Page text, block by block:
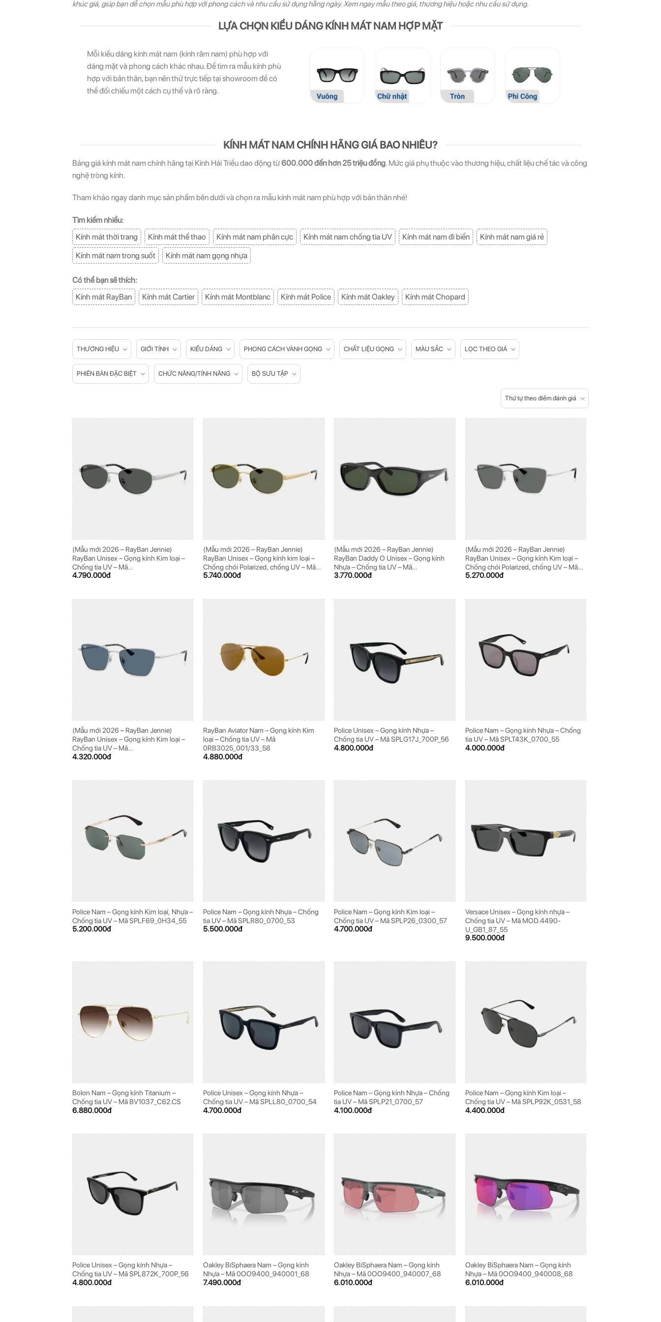
khúc giá, giúp bạn dễ chọn mẫu phù hợp với phong cách và nhu cầu sử dụng hằng ngày. Xem ngay mẫu theo giá, thương hiệu hoặc nhu cầu sử dụng.
LỰA CHỌN KIỂU DÁNG KÍNH MÁT NAM HỢP MẶT
Mỗi kiểu dáng kính mát nam (kính râm nam) phù hợp với
dáng mặt và phong cách khác nhau. Để tìm ra mẫu kính phù
hợp với bản thân, bạn nên thử trực tiếp tại showroom để có
thể đối chiếu một cách cụ thể và rõ ràng.
KÍNH MÁT NAM CHÍNH HÃNG GIÁ BAO NHIÊU?
Bảng giá kính mát nam chính hãng tại Kính Hải Triều dao động từ600.000 đến hơn 25 triệu đồng. Mức giá phụ thuộc vào thương hiệu, chất liệu chế tác và công
nghệ tròng kính.
Tham khảo ngay danh mục sản phẩm bên dưới và chọn ra mẫu kính mát nam phù hợp với bản thân nhé!
Tìm kiếm nhiều:
Kính mát thời trang
Kính mát thể thao Kính mát nam phân cực Kính mát nam chống tia UV Kính mát nam đi biển
Kính mát nam giá rẻ
Kính mát nam trong suốt
Kính mát nam gọng nhựa
Có thể bạn sẽ thích:
Kính mát RayBan
Kính mát Cartier Kính mát Montblanc Kính mát Police Kính mát Oakley Kính mát Chopard
THƯƠNG HIỆU GIỚI TÍNH KIỂU DÁNG PHONG CÁCH VÀNH GỌNG CHẤT LIỆU GỌNG MÀU SẮC LỌC THEO GIÁ
PHIÊN BẢN ĐẶC BIỆT CHỨC NĂNG/TÍNH NĂNG BỘ SƯU TẬP
Thứ tự theo điểm đánh giá
(Mẫu mới 2026 – RayBan Jennie)
RayBan Unisex – Gọng kính Kim loại –
Chống tia UV – Mã
0RB3774D_003/87_55
4.790.000đ
(Mẫu mới 2026 – RayBan Jennie)
RayBan Unisex – Gọng kính kim loại –
Chống chói Polarized, chống UV – Mã
0RB3774D_001/9A_55
5.740.000đ
(Mẫu mới 2026 – RayBan Jennie)
RayBan Daddy O Unisex – Gọng kính
Nhựa – Chống tia UV – Mã
0RB2016_601/31_59
3.770.000đ
(Mẫu mới 2026 – RayBan Jennie)
RayBan Unisex – Gọng kính Kim loại –
Chống chói Polarized, chống UV – Mã
0RB3783_003/81_56
5.270.000đ
(Mẫu mới 2026 – RayBan Jennie)
RayBan Unisex – Gọng kính Kim loại –
Chống tia UV – Mã
0RB3783_003/80_56
4.320.000đ
RayBan Aviator Nam – Gọng kính Kim
loại – Chống tia UV – Mã
0RB3025_001/33_58
4.880.000đ
Police Unisex – Gọng kính Nhựa –
Chống tia UV – Mã SPLG17J_700P_56
4.800.000đ
Police Nam – Gọng kính Nhựa – Chống
tia UV – Mã SPLT43K_0700_55
4.000.000đ
Police Nam – Gọng kính Kim loại, Nhựa –
Chống tia UV – Mã SPLF69_0H34_55
5.200.000đ
Police Nam – Gọng kính Nhựa – Chống
tia UV – Mã SPLR80_0700_53
5.500.000đ
Police Nam – Gọng kính Kim loại –
Chống tia UV – Mã SPLP26_0300_57
4.700.000đ
Versace Unisex – Gọng kính nhựa –
Chống tia UV – Mã MOD.4490-
U_GB1_87_55
9.500.000đ
Bolon Nam – Gọng kính Titanium –
Chống tia UV – Mã BV1037_C62.CS
6.880.000đ
Police Unisex – Gọng kính Nhựa –
Chống tia UV – Mã SPLL80_0700_54
4.700.000đ
Police Nam – Gọng kính Nhựa – Chống
tia UV – Mã SPLP21_0700_57
4.100.000đ
Police Nam – Gọng kính Kim loại –
Chống tia UV – Mã SPLP92K_0531_58
4.400.000đ
Police Unisex – Gọng kính Nhựa –
Chống tia UV – Mã SPL872K_700P_56
4.800.000đ
Oakley BiSphaera Nam – Gọng kính
Nhựa – Mã 0OO9400_940001_68
7.490.000đ
Oakley BiSphaera Nam – Gọng kính
Nhựa – Mã 0OO9400_940007_68
6.010.000đ
Oakley BiSphaera Nam – Gọng kính
Nhựa – Mã 0OO9400_940008_68
6.010.000đ